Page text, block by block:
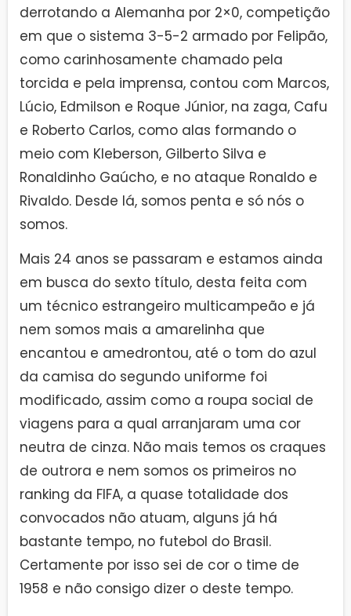
derrotando a Alemanha por 2×0, competição
em que o sistema 3-5-2 armado por Felipão,
como carinhosamente chamado pela
torcida e pela imprensa, contou com Marcos,
Lúcio, Edmilson e Roque Júnior, na zaga, Cafu
e Roberto Carlos, como alas formando o
meio com Kleberson, Gilberto Silva e
Ronaldinho Gaúcho, e no ataque Ronaldo e
Rivaldo. Desde lá, somos penta e só nós o
somos.
Mais 24 anos se passaram e estamos ainda
em busca do sexto título, desta feita com
um técnico estrangeiro multicampeão e já
nem somos mais a amarelinha que
encantou e amedrontou, até o tom do azul
da camisa do segundo uniforme foi
modificado, assim como a roupa social de
viagens para a qual arranjaram uma cor
neutra de cinza. Não mais temos os craques
de outrora e nem somos os primeiros no
ranking da FIFA, a quase totalidade dos
convocados não atuam, alguns já há
bastante tempo, no futebol do Brasil.
Certamente por isso sei de cor o time de
1958 e não consigo dizer o deste tempo.